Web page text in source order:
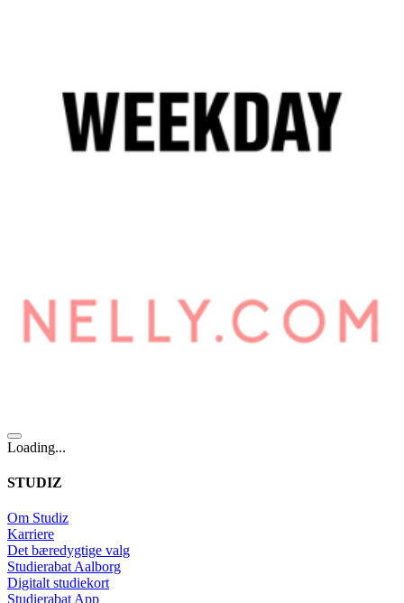
Loading...
STUDIZ
Om Studiz
Karriere
Det bæredygtige valg
Studierabat Aalborg
Digitalt studiekort
Studierabat App